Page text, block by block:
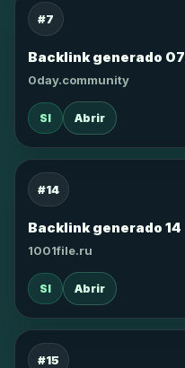
#7
Backlink generado 07
0day.community
SI Abrir
#14
Backlink generado 14
1001file.ru
SI Abrir
#15